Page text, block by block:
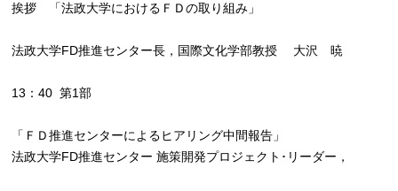
挨拶 「法政大学におけるＦＤの取り組み」
法政大学FD推進センター長，国際文化学部教授 大沢 暁
13：40 第1部
「ＦＤ推進センターによるヒアリング中間報告」
法政大学FD推進センター 施策開発プロジェクト･リーダー，